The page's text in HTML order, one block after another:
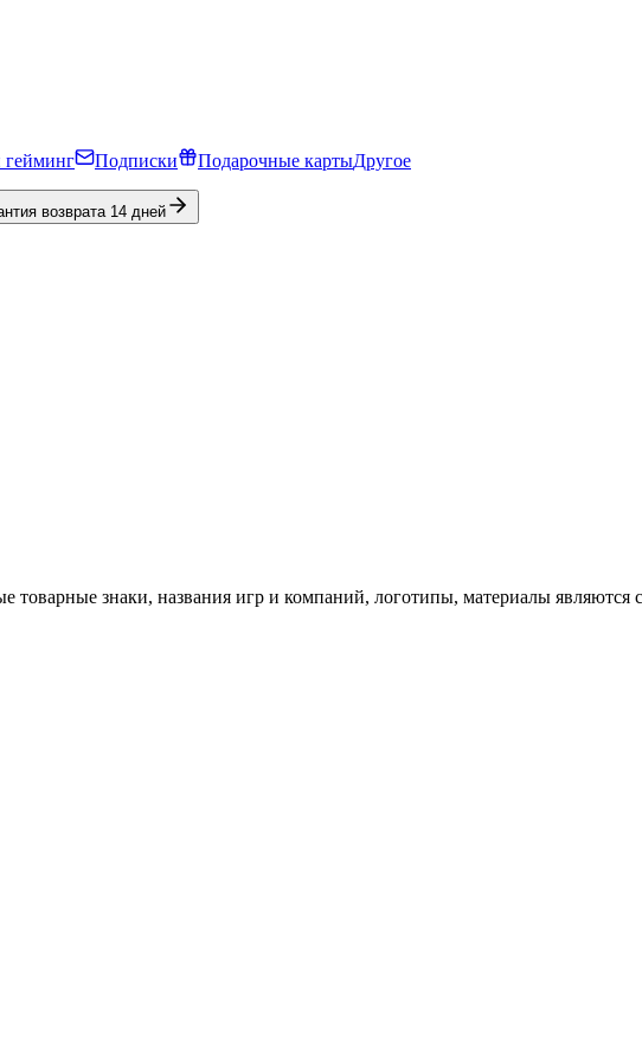
Подписки Подарочные картыДругое
возврата 14 дней
товарные знаки, названия игр и компаний, логотипы, материалы являются